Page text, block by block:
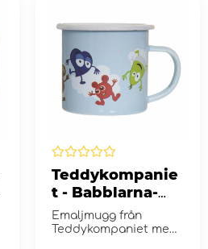
Teddykompanie
t - Babblarna-
Emaljmugg
Emaljmugg från
Teddykompaniet med